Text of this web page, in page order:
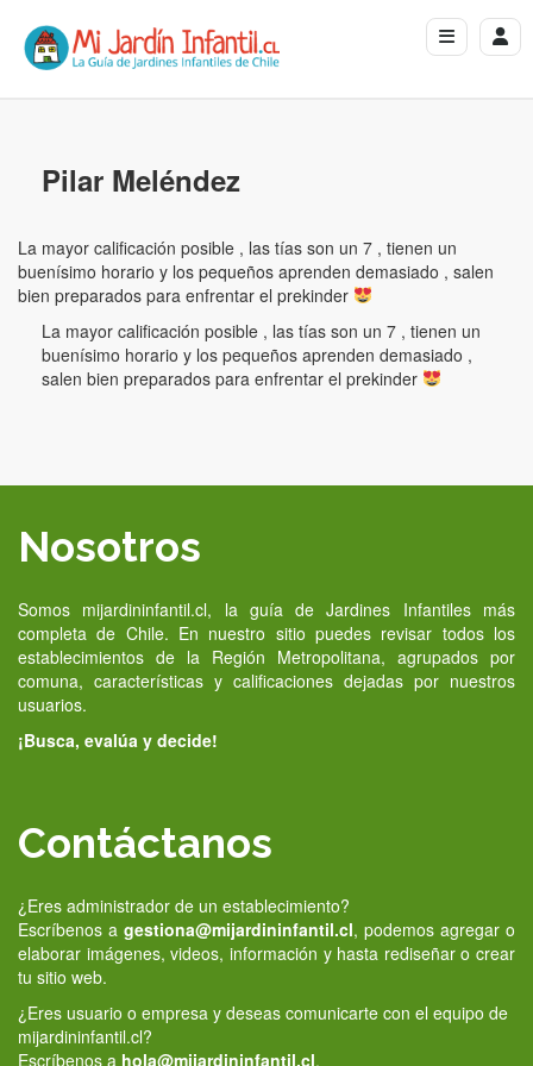
Pilar Meléndez
La mayor calificación posible , las tías son un 7 , tienen un
buenísimo horario y los pequeños aprenden demasiado , salen
bien preparados para enfrentar el prekinder
La mayor calificación posible , las tías son un 7 , tienen un
buenísimo horario y los pequeños aprenden demasiado ,
salen bien preparados para enfrentar el prekinder
Nosotros
Somos mijardininfantil.cl, la guía de Jardines Infantiles más
completa de Chile. En nuestro sitio puedes revisar todos los
establecimientos de la Región Metropolitana, agrupados por
comuna, características y calificaciones dejadas por nuestros
usuarios.
¡Busca, evalúa y decide!
Contáctanos
¿Eres administrador de un establecimiento?
Escríbenos a gestiona@mijardininfantil.cl, podemos agregar o
elaborar imágenes, videos, información y hasta rediseñar o crear
tu sitio web.
¿Eres usuario o empresa y deseas comunicarte con el equipo de
mijardininfantil.cl?
Escríbenos a hola@mijardininfantil.cl.